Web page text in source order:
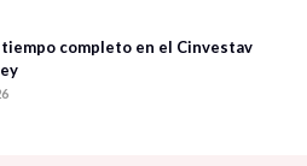
tiempo completo en el Cinvestav